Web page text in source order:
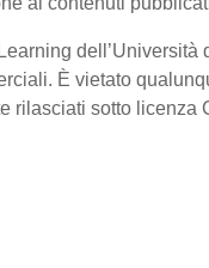
È vietato
rilasciati sotto